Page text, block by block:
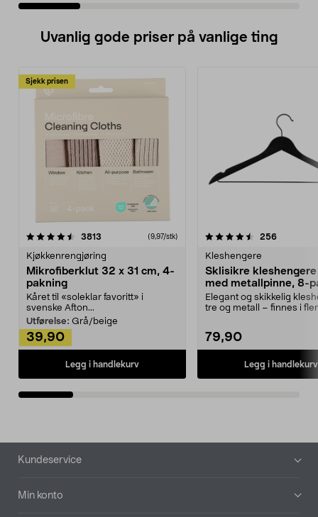
Uvanlig gode priser på vanlige ting
Sjekk prisen
3813 anmeldelser(9,97/stk)
Kjøkkenrengjøring
Mikrofiberklut 32 x 31 cm, 4-
pakning
Kåret til «soleklar favoritt» i
svenske Afton...
Utførelse: Grå/beige
39,90
Legg i handlekurv
4.5av 5 stjerner 256
Kleshengere
Sklisikre
med metallpinne, 8-
Elegant og skikkelig
tre og metall – finnes i
79,90
Legg i handlekurv
4.5av 5 stjerner
Bunntekst
Kundeservice
Min konto